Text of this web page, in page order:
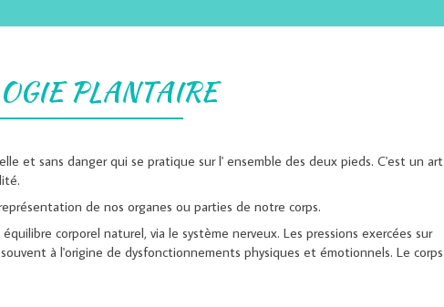
PLANTAIRE
et sans danger qui se pratique sur l' ensemble des deux pieds. C'est un art
de nos organes ou parties de notre corps.
corporel naturel, via le système nerveux. Les pressions exercées sur
à l'origine de dysfonctionnements physiques et émotionnels. Le corps